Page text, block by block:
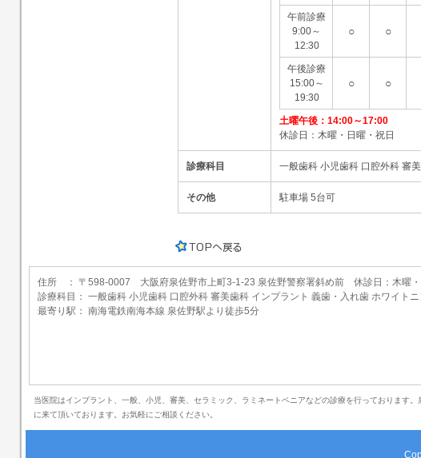
午前診療
9:00～
12:30
○ ○
午後診療
15:00～
19:30
○ ○
土曜午後：14:00～17:00
休診日：木曜・日曜・祝日
診療科目 一般歯科 小児歯科 口腔外科 審
その他 駐車場 5台可
住所 ： 〒598-0007 大阪府泉佐野市上町3-1-23 泉佐野警察署斜め前 休診日：木曜・
診療科目： 一般歯科 小児歯科 口腔外科 審美歯科 インプラント 義歯・入れ歯 ホワイト
最寄り駅： 南海電鉄南海本線 泉佐野駅より徒歩5分
当医院はインプラント、一般、小児、審美、セラミック、ラミネートベニアなどの診療を行っております
に来て頂いております。お気軽にご相談ください。